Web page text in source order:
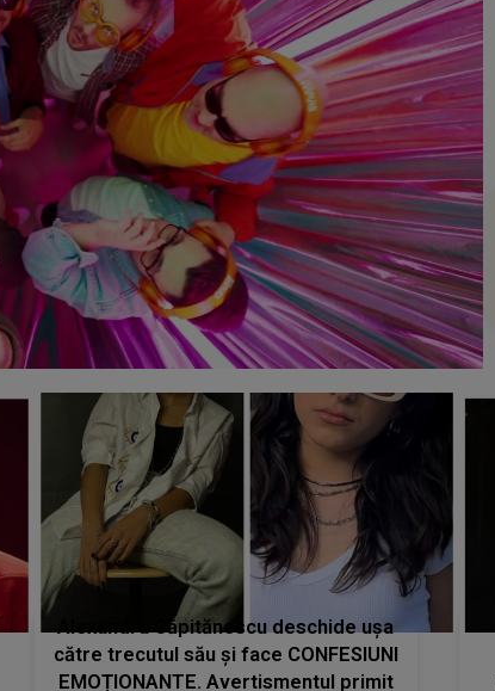
Alexandra Căpitănescu deschide ușa
către trecutul său și face CONFESIUNI
EMOȚIONANTE. Avertismentul primit